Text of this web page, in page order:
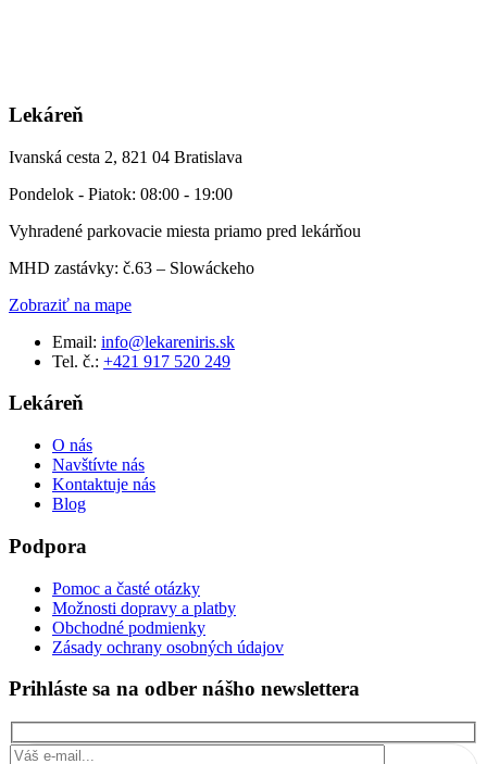
Lekáreň
Ivanská cesta 2, 821 04 Bratislava
Pondelok - Piatok: 08:00 - 19:00
Vyhradené parkovacie miesta priamo pred lekárňou
MHD zastávky: č.63 – Slowáckeho
Zobraziť na mape
Email: info@lekareniris.sk
Tel. č.: +421 917 520 249
Lekáreň
O nás
Navštívte nás
Kontaktuje nás
Blog
Podpora
Pomoc a časté otázky
Možnosti dopravy a platby
Obchodné podmienky
Zásady ochrany osobných údajov
Prihláste sa na odber nášho newslettera